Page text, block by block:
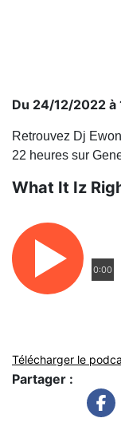
Du 24/12/2022 à
Retrouvez Dj
22 heures sur
What It Iz
0:00
Télécharger le
Partager :